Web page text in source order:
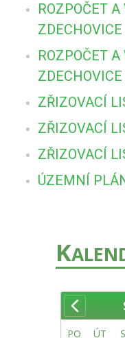
ROZPOČET
ZDECHOVICE
ROZPOČET
ZDECHOVICE
ZŘIZOVACÍ
ZŘIZOVACÍ
ZŘIZOVACÍ
ÚZEMNÍ
K
PO ÚT